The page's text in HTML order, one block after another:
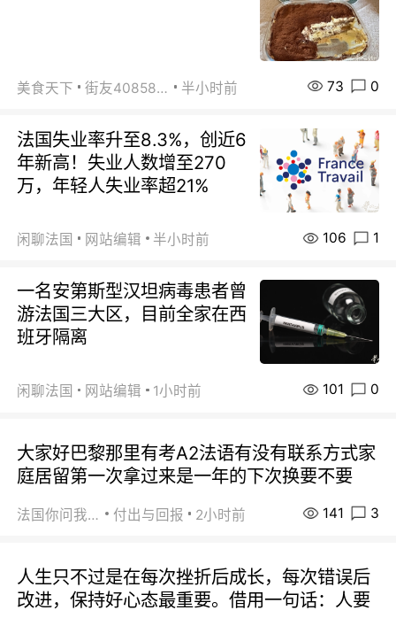
美食天下 街友40858442 半小时前 73 0
法国失业率升至8.3%，创近6
年新高！失业人数增至270
万，年轻人失业率超21%
闲聊法国 网站编辑 半小时前 106 1
一名安第斯型汉坦病毒患者曾
游法国三大区，目前全家在西
班牙隔离
闲聊法国 网站编辑 1小时前 101 0
大家好巴黎那里有考A2法语有没有联系方式家
庭居留第一次拿过来是一年的下次换要不要
法国你问我答 付出与回报 2小时前 141 3
人生只不过是在每次挫折后成长，每次错误后
改进，保持好心态最重要。借用一句话：人要